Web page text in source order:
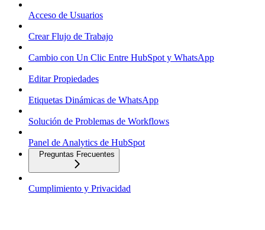
Acceso de Usuarios
Crear Flujo de Trabajo
Cambio con Un Clic Entre HubSpot y WhatsApp
Editar Propiedades
Etiquetas Dinámicas de WhatsApp
Solución de Problemas de Workflows
Panel de Analytics de HubSpot
Preguntas Frecuentes
Cumplimiento y Privacidad